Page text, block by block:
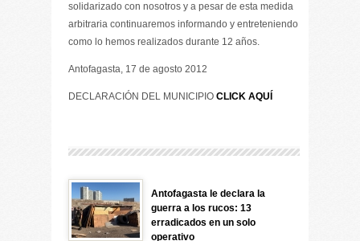
solidarizado con nosotros y a pesar de esta medida
arbitraria continuaremos informando y entreteniendo
como lo hemos realizados durante 12 años.
Antofagasta, 17 de agosto 2012
DECLARACIÓN DEL MUNICIPIO CLICK AQUÍ
Antofagasta le declara la
guerra a los rucos: 13
erradicados en un solo
operativo